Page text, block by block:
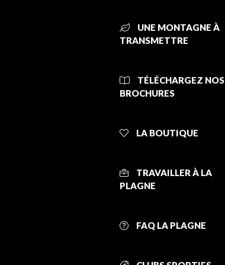
UNE MONTAGNE À
TRANSMETTRE
TÉLÉCHARGEZ NOS
BROCHURES
LA BOUTIQUE
TRAVAILLER À LA
PLAGNE
FAQ LA PLAGNE